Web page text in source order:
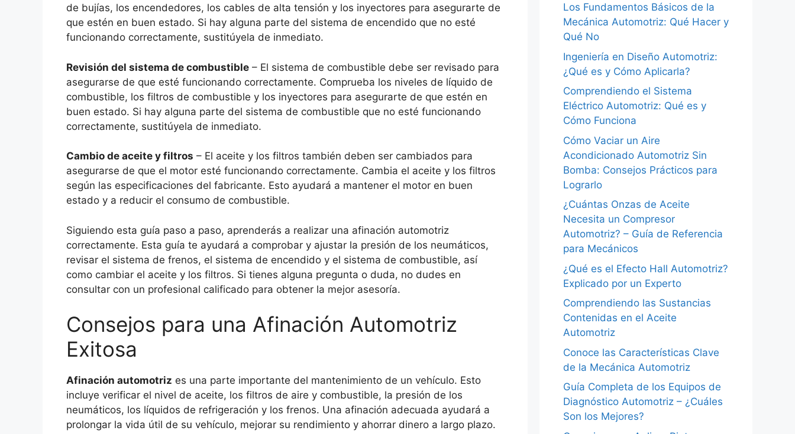
de bujías, los encendedores, los cables de alta tensión y los inyectores para asegurarte de
que estén en buen estado. Si hay alguna parte del sistema de encendido que no esté
funcionando correctamente, sustitúyela de inmediato.
Revisión del sistema de combustible – El sistema de combustible debe ser revisado para
asegurarse de que esté funcionando correctamente. Comprueba los niveles de líquido de
combustible, los filtros de combustible y los inyectores para asegurarte de que estén en
buen estado. Si hay alguna parte del sistema de combustible que no esté funcionando
correctamente, sustitúyela de inmediato.
Cambio de aceite y filtros – El aceite y los filtros también deben ser cambiados para
asegurarse de que el motor esté funcionando correctamente. Cambia el aceite y los filtros
según las especificaciones del fabricante. Esto ayudará a mantener el motor en buen
estado y a reducir el consumo de combustible.
Siguiendo esta guía paso a paso, aprenderás a realizar una afinación automotriz
correctamente. Esta guía te ayudará a comprobar y ajustar la presión de los neumáticos,
revisar el sistema de frenos, el sistema de encendido y el sistema de combustible, así
como cambiar el aceite y los filtros. Si tienes alguna pregunta o duda, no dudes en
consultar con un profesional calificado para obtener la mejor asesoría.
Consejos para una Afinación Automotriz
Exitosa
Afinación automotriz es una parte importante del mantenimiento de un vehículo. Esto
incluye verificar el nivel de aceite, los filtros de aire y combustible, la presión de los
neumáticos, los líquidos de refrigeración y los frenos. Una afinación adecuada ayudará a
prolongar la vida útil de su vehículo, mejorar su rendimiento y ahorrar dinero a largo plazo.
Los Fundamentos Básicos de la
Mecánica Automotriz: Qué Hacer y
Qué No
Ingeniería en Diseño Automotriz:
¿Qué es y Cómo Aplicarla?
Comprendiendo el Sistema
Eléctrico Automotriz: Qué es y
Cómo Funciona
Cómo Vaciar un Aire
Acondicionado Automotriz Sin
Bomba: Consejos Prácticos para
Lograrlo
¿Cuántas Onzas de Aceite
Necesita un Compresor
Automotriz? – Guía de Referencia
para Mecánicos
¿Qué es el Efecto Hall Automotriz?
Explicado por un Experto
Comprendiendo las Sustancias
Contenidas en el Aceite
Automotriz
Conoce las Características Clave
de la Mecánica Automotriz
Guía Completa de los Equipos de
Diagnóstico Automotriz – ¿Cuáles
Son los Mejores?